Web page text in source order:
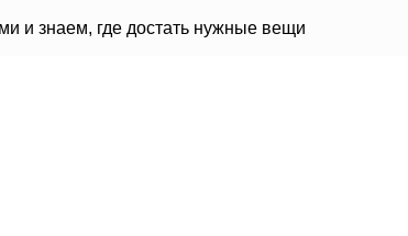
и знаем, где достать нужные вещи